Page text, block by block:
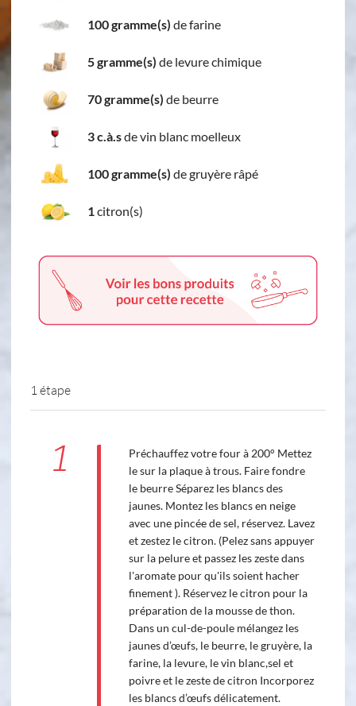
100 gramme(s) de farine
5 gramme(s) de levure chimique
70 gramme(s) de beurre
3 c.à.sde vin blanc moelleux
100 gramme(s) de gruyère râpé
1citron(s)
1 étape
1
Préchauffez votre four à 200° Mettez
le sur la plaque à trous. Faire fondre
le beurre Séparez les blancs des
jaunes. Montez les blancs en neige
avec une pincée de sel, réservez. Lavez
et zestez le citron. (Pelez sans appuyer
sur la pelure et passez les zeste dans
l'aromate pour qu'ils soient hacher
finement ). Réservez le citron pour la
préparation de la mousse de thon.
Dans un cul-de-poule mélangez les
jaunes d’œufs, le beurre, le gruyère, la
farine, la levure, le vin blanc,sel et
poivre et le zeste de citron Incorporez
les blancs d’œufs délicatement.